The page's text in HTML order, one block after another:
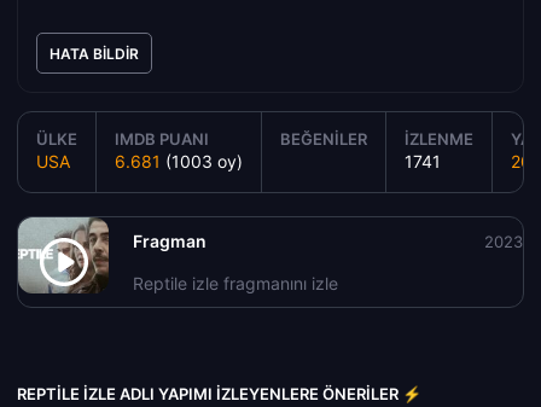
HATA BILDIR
ÜLKE
USA
IMDB PUANI
6.681 (1003 oy)
BEĞENILER İZLENME
1741
Fragman
Reptile izle fragmanını izle
2023
REPTILE IZLE ADLI YAPIMI İZLEYENLERE ÖNERILER ⚡